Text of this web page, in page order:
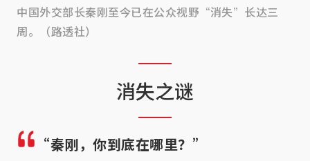
中国外交部长秦刚至今已在公众视野“消失”长达三
周。（路透社）
消失之谜
“秦刚，你到底在哪里？”